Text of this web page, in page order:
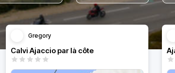
Gregory
Calvi Ajaccio par là côte